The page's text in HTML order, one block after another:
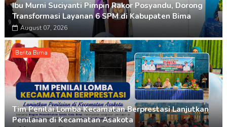
Ibu Murni Suciyanti Pimpin Rakor Posyandu, Dorong
Transformasi Layanan 6 SPM di Kabupaten Bima
August 07, 2026
Berita Bima
Tim Penilai Lomba Kecamatan Berprestasi Lanjutkan
Penilaian di Kecamatan Asakota